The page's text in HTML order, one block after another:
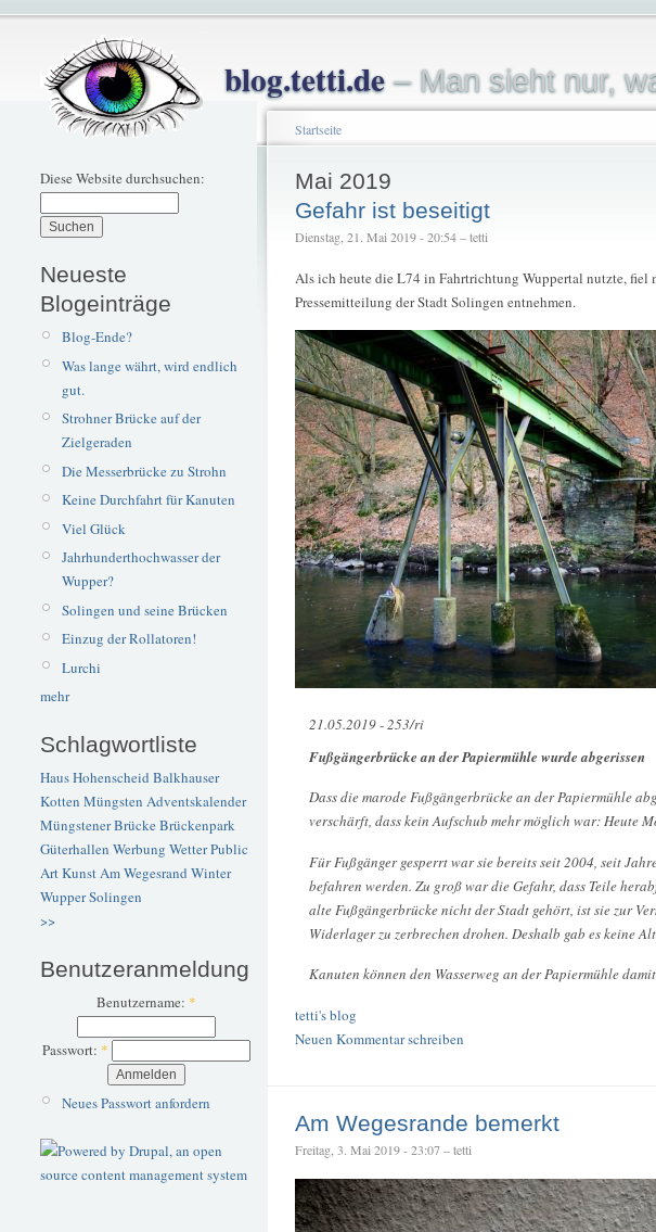
blog.tetti.de– Man sieht nur,
Diese Website durchsuchen:
Neueste
Blogeinträge
Blog-Ende?
Was lange währt, wird endlich
gut.
Strohner Brücke auf der
Zielgeraden
Die Messerbrücke zu Strohn
Keine Durchfahrt für Kanuten
Viel Glück
Jahrhunderthochwasser der
Wupper?
Solingen und seine Brücken
Einzug der Rollatoren!
Lurchi
mehr
Schlagwortliste
Haus Hohenscheid Balkhauser
Kotten Müngsten Adventskalender
Müngstener BrückeBrückenpark
Güterhallen Werbung WetterPublic
ArtKunstAm Wegesrand Winter
WupperSolingen
>>
Benutzeranmeldung
Benutzername: *
Passwort: *
Neues Passwort anfordern
Startseite
Mai 2019
Gefahr ist beseitigt
Dienstag, 21. Mai 2019 - 20:54 – tetti
Als ich heute die L74 in Fahrtrichtung Wuppertal nutzte, fiel
Pressemitteilung der Stadt Solingen entnehmen.
21.05.2019 - 253/ri
Fußgängerbrücke an der Papiermühle wurde abgerissen
Dass die marode Fußgängerbrücke an der Papiermühle
verschärft, dass kein Aufschub mehr möglich war: Heute
Für Fußgänger gesperrt war sie bereits seit 2004, seit
befahren werden. Zu groß war die Gefahr, dass Teile
alte Fußgängerbrücke nicht der Stadt gehört, ist sie zur
Widerlager zu zerbrechen drohen. Deshalb gab es keine
Kanuten können den Wasserweg an der Papiermühle
tetti's blog
Neuen Kommentar schreiben
Am Wegesrande bemerkt
Freitag, 3. Mai 2019 - 23:07 – tetti